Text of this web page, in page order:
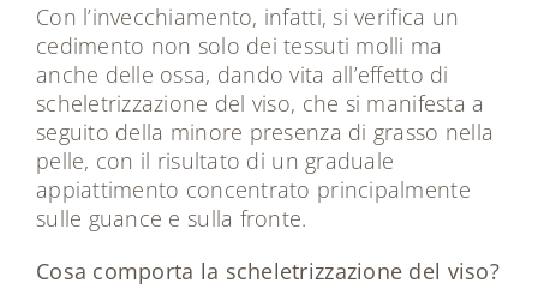
Con l’invecchiamento, infatti, si verifica un
cedimento non solo dei tessuti molli ma
anche delle ossa, dando vita all’effetto di
scheletrizzazione del viso, che si manifesta a
seguito della minore presenza di grasso nella
pelle, con il risultato di un graduale
appiattimento concentrato principalmente
sulle guance e sulla fronte.
Cosa comporta la scheletrizzazione del viso?